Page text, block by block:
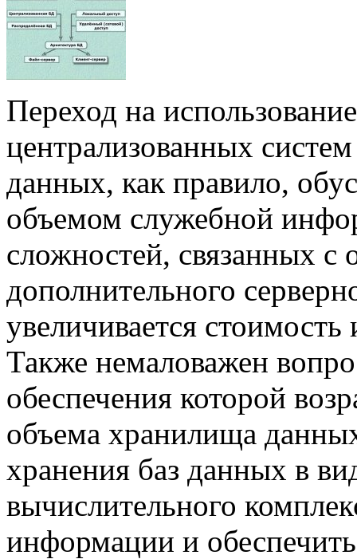
Переход на
централизованных
данных, как правило,
объемом служебной
сложностей, связанных с
дополнительного
увеличивается
Также немаловажен
обеспечения которой
объема хранилища
хранения баз данных в
вычислительного
информации и